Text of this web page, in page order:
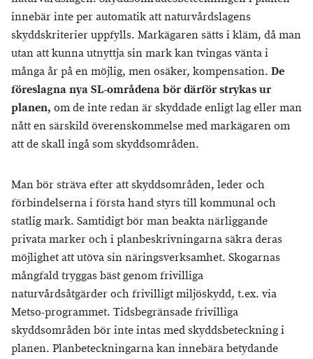
innebär inte per automatik att naturvårdslagens
skyddskriterier uppfylls. Markägaren sätts i kläm, då man
utan att kunna utnyttja sin mark kan tvingas vänta i
många år på en möjlig, men osäker, kompensation. De
föreslagna nya SL-områdena bör därför strykas ur
planen, om de inte redan är skyddade enligt lag eller man
nått en särskild överenskommelse med markägaren om
att de skall ingå som skyddsområden.
Man bör sträva efter att skyddsområden, leder och
förbindelserna i första hand styrs till kommunal och
statlig mark. Samtidigt bör man beakta närliggande
privata marker och i planbeskrivningarna säkra deras
möjlighet att utöva sin näringsverksamhet. Skogarnas
mångfald tryggas bäst genom frivilliga
naturvårdsåtgärder och frivilligt miljöskydd, t.ex. via
Metso-programmet. Tidsbegränsade frivilliga
skyddsområden bör inte intas med skyddsbeteckning i
planen. Planbeteckningarna kan innebära betydande